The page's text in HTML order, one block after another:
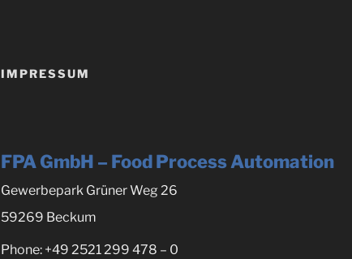
IMPRESSUM
FPA GmbH – Food Process Automation
Gewerbepark Grüner Weg 26
59269 Beckum
Phone: +49 2521 299 478 – 0